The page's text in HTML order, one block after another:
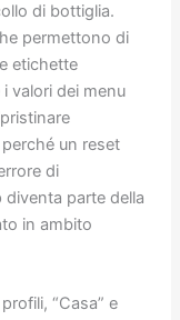
di bottiglia.
permettono di
etichette
valori dei menu
un reset
di
parte della
in ambito
“Casa” e